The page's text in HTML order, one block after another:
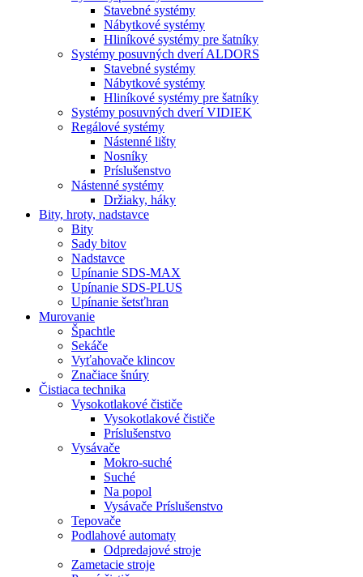
Stavebné systémy
Nábytkové systémy
Hliníkové systémy pre šatníky
Systémy posuvných dverí ALDORS
Stavebné systémy
Nábytkové systémy
Hliníkové systémy pre šatníky
Systémy posuvných dverí VIDIEK
Regálové systémy
Nástenné lišty
Nosníky
Príslušenstvo
Nástenné systémy
Držiaky, háky
Bity, hroty, nadstavce
Bity
Sady bitov
Nadstavce
Upínanie SDS-MAX
Upínanie SDS-PLUS
Upínanie šetsťhran
Murovanie
Špachtle
Sekáče
Vyťahovače klincov
Značiace šnúry
Čistiaca technika
Vysokotlakové čističe
Vysokotlakové čističe
Príslušenstvo
Vysávače
Mokro-suché
Suché
Na popol
Vysávače Príslušenstvo
Tepovače
Podlahové automaty
Odpredajové stroje
Zametacie stroje